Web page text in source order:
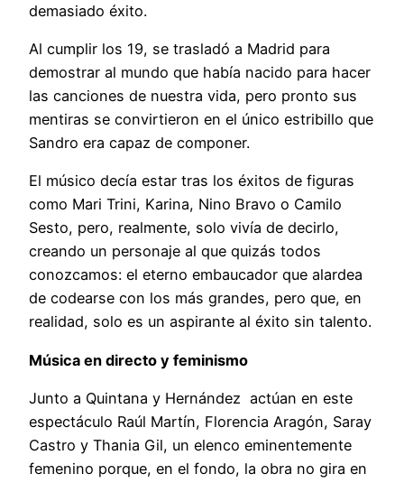
demasiado éxito.
Al cumplir los 19, se trasladó a Madrid para
demostrar al mundo que había nacido para hacer
las canciones de nuestra vida, pero pronto sus
mentiras se convirtieron en el único estribillo que
Sandro era capaz de componer.
El músico decía estar tras los éxitos de figuras
como Mari Trini, Karina, Nino Bravo o Camilo
Sesto, pero, realmente, solo vivía de decirlo,
creando un personaje al que quizás todos
conozcamos: el eterno embaucador que alardea
de codearse con los más grandes, pero que, en
realidad, solo es un aspirante al éxito sin talento.
Música en directo y feminismo
Junto a Quintana y Hernández actúan en este
espectáculo Raúl Martín, Florencia Aragón, Saray
Castro y Thania Gil, un elenco eminentemente
femenino porque, en el fondo, la obra no gira en